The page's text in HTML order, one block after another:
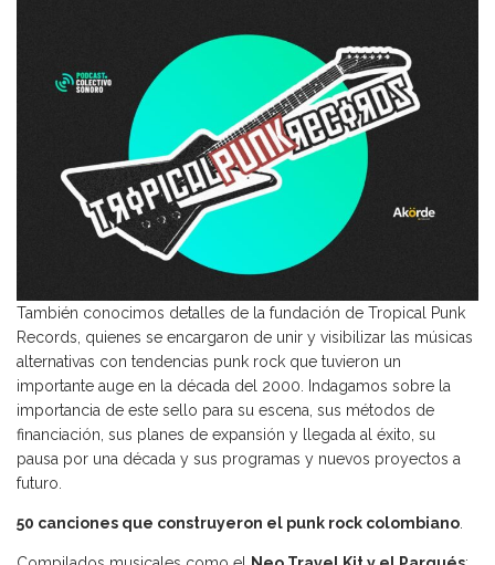
También conocimos detalles de la fundación de Tropical Punk
Records, quienes se encargaron de unir y visibilizar las músicas
alternativas con tendencias punk rock que tuvieron un
importante auge en la década del 2000. Indagamos sobre la
importancia de este sello para su escena, sus métodos de
financiación, sus planes de expansión y llegada al éxito, su
pausa por una década y sus programas y nuevos proyectos a
futuro.
50 canciones que construyeron el punk rock colombiano